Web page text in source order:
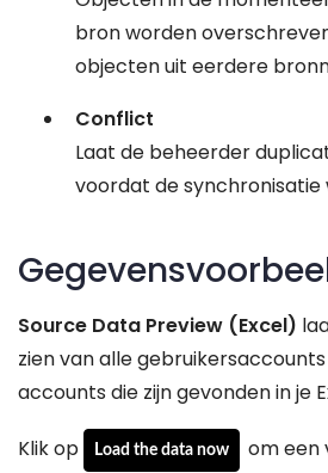
bron worden
objecten uit eerdere
Conflict
Laat de beheerder
voordat de
Source Data Preview (Excel)
zien van alle
accounts die zijn gevonden in je
Klik op Load the data now
om een